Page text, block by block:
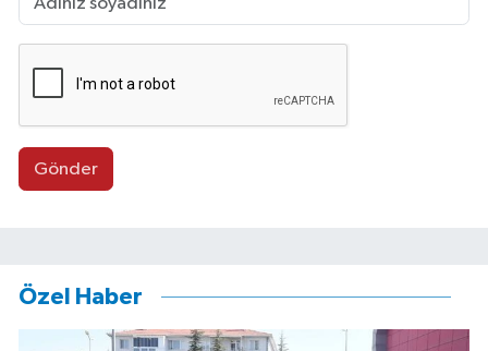
Gönder
Özel Haber